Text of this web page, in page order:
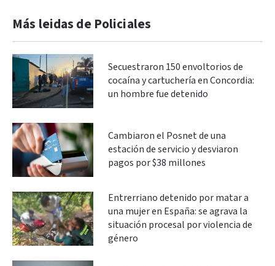
Más leidas de Policiales
Secuestraron 150 envoltorios de
cocaína y cartuchería en Concordia:
un hombre fue detenido
Cambiaron el Posnet de una
estación de servicio y desviaron
pagos por $38 millones
Entrerriano detenido por matar a
una mujer en España: se agrava la
situación procesal por violencia de
género